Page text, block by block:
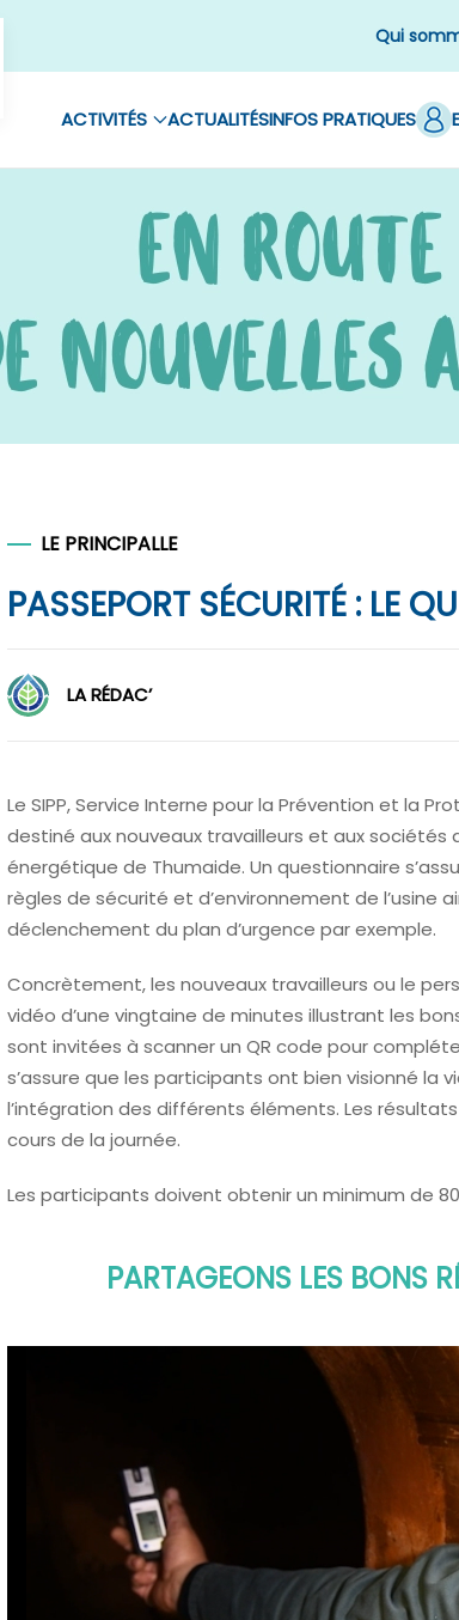
Qui
ACTIVITÉS ACTUALITÉSINFOS PRATIQUES
LE PRINCIPALLE
PASSEPORT SÉCURITÉ : LE
LA RÉDAC’
Le SIPP, Service Interne pour la Prévention et la
destiné aux nouveaux travailleurs et aux sociétés
énergétique de Thumaide. Un questionnaire
règles de sécurité et d’environnement de
déclenchement du plan d’urgence par exemple.
Concrètement, les nouveaux travailleurs ou le
vidéo d’une vingtaine de minutes illustrant les
sont invitées à scanner un QR code pour
s’assure que les participants ont bien visionné la
l’intégration des différents éléments. Les
cours de la journée.
Les participants doivent obtenir un minimum de
PARTAGEONS LES BONS